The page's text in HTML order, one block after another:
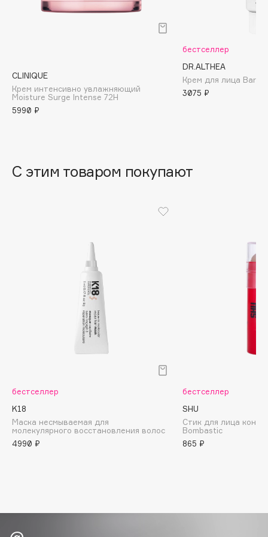
Banderas
Basicare
Beautyblades
НОВИНКА
Boadicea The Victorious
BOOMSHOP
BORK
Brunello Cucinelli
Bvlgari
CLINIQUE
Крем интенсивно увлажняющий
Moisture Surge Intense 72H
5990 ₽
бестселлер
DR.ALTHEA
Крем для лица
3075 ₽
С этим товаром покупают
бестселлер
K18
Маска несмываемая для
молекулярного восстановления волос
4990 ₽
бестселлер
SHU
Стик для лица
Bombastic
865 ₽